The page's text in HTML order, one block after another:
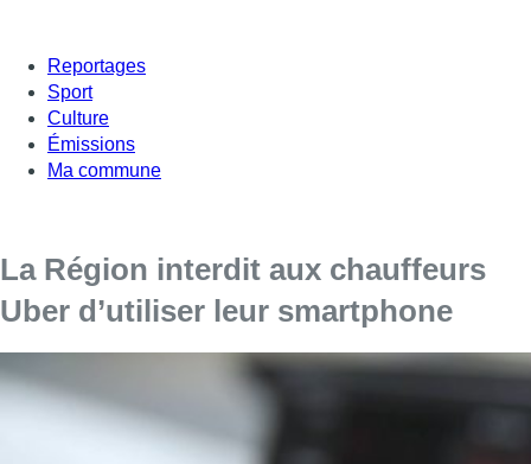
Reportages
Sport
Culture
Émissions
Ma commune
La Région interdit aux chauffeurs
Uber d’utiliser leur smartphone